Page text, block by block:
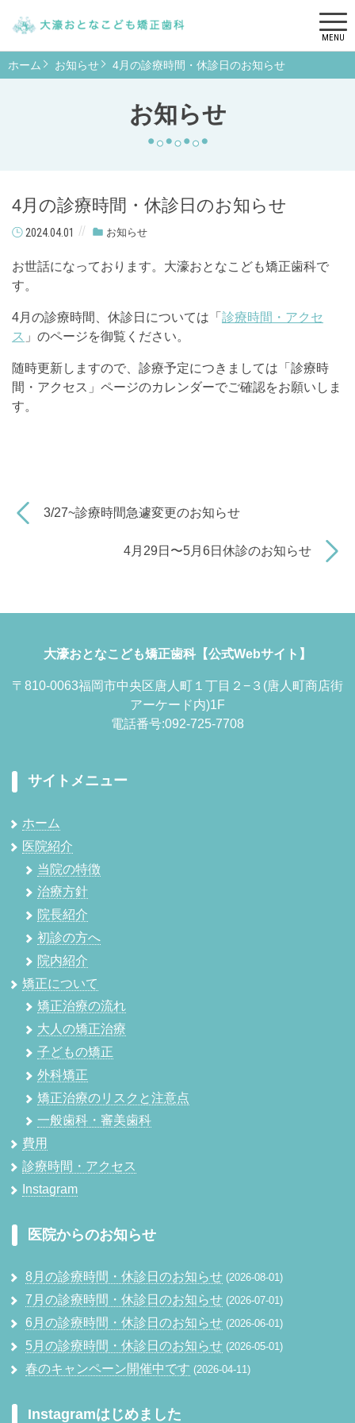
MENU
お知らせ
ホーム お知らせ 4月の診療時間・休診日のお知らせ
4月の診療時間・休診日のお知らせ
2024.04.01 お知らせ
お世話になっております。大濠おとなこども矯正歯科で
す。
4月の診療時間、休診日については「 診療時間・アクセ
ス 」のページを御覧ください。
随時更新しますので、診療予定につきましては「診療時
間・アクセス」ページのカレンダーでご確認をお願いしま
す。
3/27~診療時間急遽変更のお知らせ
4月29日〜5月6日休診のお知らせ
大濠おとなこども矯正歯科【公式Webサイト】
〒810-0063福岡市中央区唐人町１丁目２−３(唐人町商店街
アーケード内)1F
電話番号:092-725-7708
サイトメニュー
ホーム
医院紹介
当院の特徴
治療方針
院長紹介
初診の方へ
院内紹介
矯正について
矯正治療の流れ
大人の矯正治療
子どもの矯正
外科矯正
矯正治療のリスクと注意点
一般歯科・審美歯科
費用
診療時間・アクセス
Instagram
医院からのお知らせ
8月の診療時間・休診日のお知らせ 2026-08-01
7月の診療時間・休診日のお知らせ 2026-07-01
6月の診療時間・休診日のお知らせ 2026-06-01
5月の診療時間・休診日のお知らせ 2026-05-01
春のキャンペーン開催中です 2026-04-11
Instagramはじめました